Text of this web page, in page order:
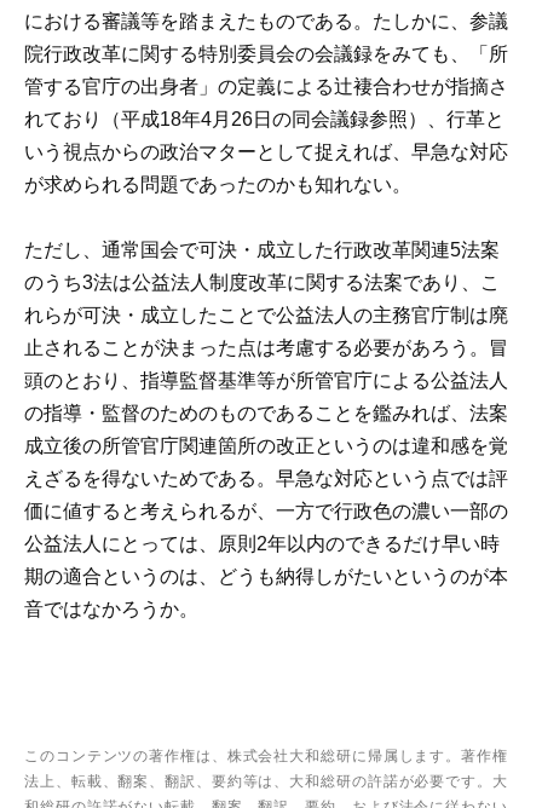
における審議等を踏まえたものである。たしかに、参議
院行政改革に関する特別委員会の会議録をみても、「所
管する官庁の出身者」の定義による辻褄合わせが指摘さ
れており（平成18年4月26日の同会議録参照）、行革と
いう視点からの政治マターとして捉えれば、早急な対応
が求められる問題であったのかも知れない。
ただし、通常国会で可決・成立した行政改革関連5法案
のうち3法は公益法人制度改革に関する法案であり、こ
れらが可決・成立したことで公益法人の主務官庁制は廃
止されることが決まった点は考慮する必要があろう。冒
頭のとおり、指導監督基準等が所管官庁による公益法人
の指導・監督のためのものであることを鑑みれば、法案
成立後の所管官庁関連箇所の改正というのは違和感を覚
えざるを得ないためである。早急な対応という点では評
価に値すると考えられるが、一方で行政色の濃い一部の
公益法人にとっては、原則2年以内のできるだけ早い時
期の適合というのは、どうも納得しがたいというのが本
音ではなかろうか。
このコンテンツの著作権は、株式会社大和総研に帰属します。著作権
法上、転載、翻案、翻訳、要約等は、大和総研の許諾が必要です。大